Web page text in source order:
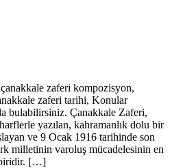
çanakkale zaferi kompozisyon,
zaferi tarihi, Konular
bulabilirsiniz. Çanakkale Zaferi,
yazılan, kahramanlık dolu bir
ve 9 Ocak 1916 tarihinde son
milletinin varoluş mücadelesinin en
biridir. […]